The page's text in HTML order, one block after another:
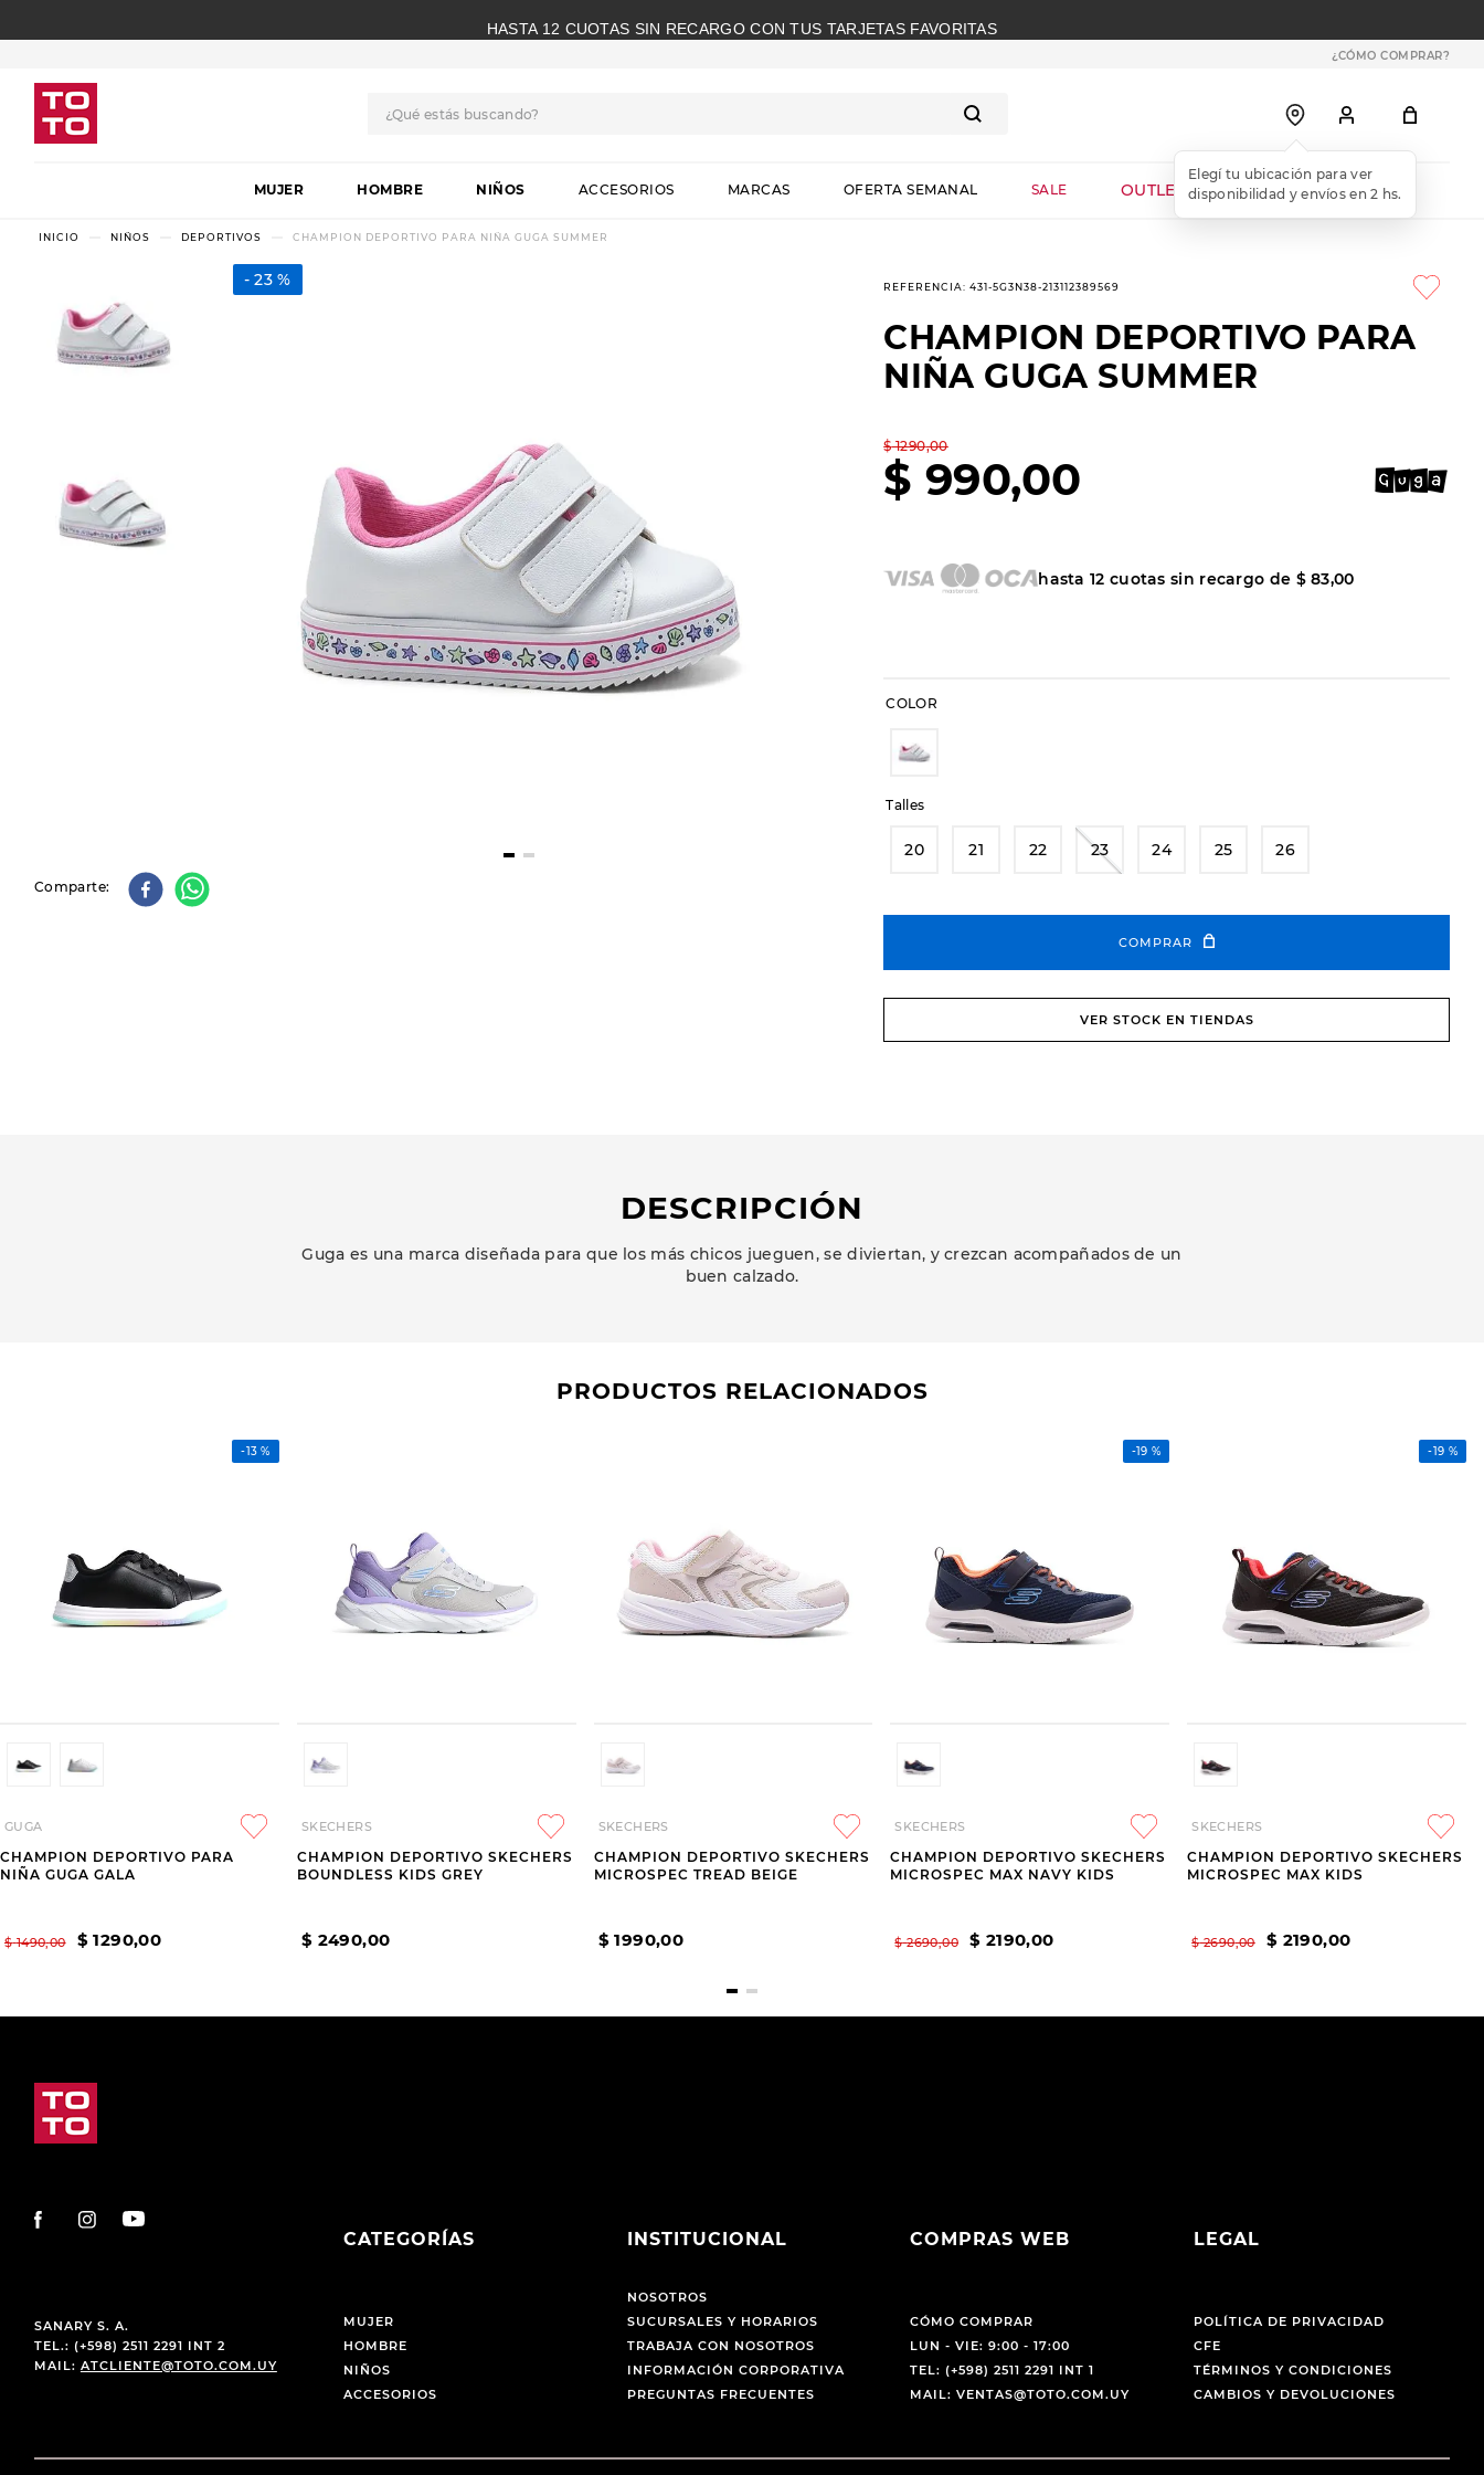
HASTA 12 CUOTAS SIN RECARGO CON TUS TARJETAS FAVORITAS
¿CÓMO COMPRAR?
MUJER HOMBRE NIÑOS ACCESORIOS MARCAS OFERTA SEMANAL SALE OUTLET WEB
NIÑOS DEPORTIVOS CHAMPION DEPORTIVO PARA NIÑA GUGA SUMMER
23 %
Comparte
REFERENCIA:431-5G3N38-213112389569
CHAMPION DEPORTIVO PARA
NIÑA GUGA SUMMER
$ 1290,00
$ 990,00
hasta12 cuotas sin recargo de $ 83,00
COLOR
Talles
20 21 22 23 24 25 26
COMPRAR
VER STOCK EN TIENDAS
DESCRIPCIÓN
Guga es una marca diseñada para que los más chicos jueguen, se diviertan, y crezcan acompañados de un
buen calzado.
PRODUCTOS RELACIONADOS
-13 %
GUGA
CHAMPION DEPORTIVO PARA
NIÑA GUGA GALA
$ 1490,00 $ 1290,00
SKECHERS
CHAMPION DEPORTIVO SKECHERS
BOUNDLESS KIDS GREY
$ 2490,00
SKECHERS
CHAMPION DEPORTIVO SKECHERS
MICROSPEC TREAD BEIGE
$ 1990,00
-19 %
SKECHERS
CHAMPION DEPORTIVO SKECHERS
MICROSPEC MAX NAVY KIDS
$ 2690,00 $ 2190,00
-19 %
SKECHERS
CHAMPION DEPORTIVO SKECHERS
MICROSPEC MAX KIDS
$ 2690,00 $ 2190,00
SANARY S. A.
TEL.: (+598) 2511 2291 INT 2
MAIL: ATCLIENTE@TOTO.COM.UY
CATEGORÍAS
MUJER
HOMBRE
NIÑOS
ACCESORIOS
INSTITUCIONAL
NOSOTROS
SUCURSALES Y HORARIOS
TRABAJA CON NOSOTROS
INFORMACIÓN CORPORATIVA
PREGUNTAS FRECUENTES
COMPRAS WEB
CÓMO COMPRAR
LUN - VIE: 9:00 - 17:00
TEL: (+598) 2511 2291 INT 1
MAIL: VENTAS@TOTO.COM.UY
LEGAL
POLÍTICA DE PRIVACIDAD
CFE
TÉRMINOS Y CONDICIONES
CAMBIOS Y DEVOLUCIONES
1.
botas
2.
skechers
3.
slip-ins
botas dama